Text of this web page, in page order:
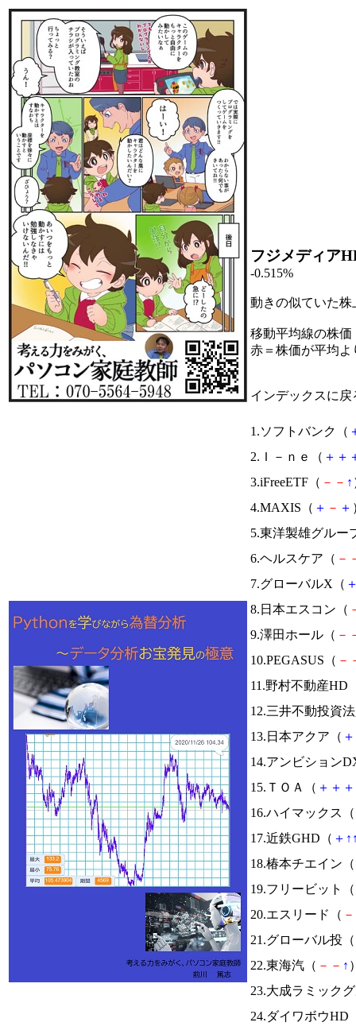
フジメディア
-0.515%
動きの似ていた
移動平均線の株価
赤＝株価が平均
インデックスに戻
1.ソフトバンク（
2.Ｉ－ｎｅ（ ＋ ＋
3.iFreeETF（ － － ↑
4.MAXIS（ ＋ － ＋
5.東洋製雄グルー
6.ヘルスケア（ －
7.グローバルX（
8.日本エスコン（
9.澤田ホール（ －
10.PEGASUS（ －
11.野村不動産HD
12.三井不動投資
13.日本アクア（ ＋
14.アンビション
15.ＴＯＡ（ ＋ ＋ ＋
16.ハイマックス（
17.近鉄GHD（ ＋ ↑
18.椿本チエイン（
19.フリービット（
20.エスリード（ －
21.グローバル投（
22.東海汽（ － － ↑
23.大成ラミック
24.ダイワボウHD